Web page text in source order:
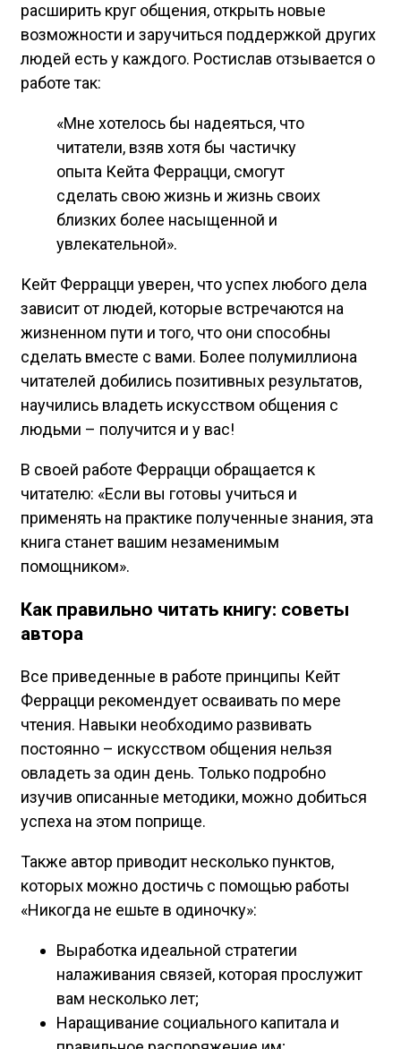
расширить круг общения, открыть новые
возможности и заручиться поддержкой других
людей есть у каждого. Ростислав отзывается о
работе так:
«Мне хотелось бы надеяться, что
читатели, взяв хотя бы частичку
опыта Кейта Феррацци, смогут
сделать свою жизнь и жизнь своих
близких более насыщенной и
увлекательной».
Кейт Феррацци уверен, что успех любого дела
зависит от людей, которые встречаются на
жизненном пути и того, что они способны
сделать вместе с вами. Более полумиллиона
читателей добились позитивных результатов,
научились владеть искусством общения с
людьми – получится и у вас!
В своей работе Феррацци обращается к
читателю: «Если вы готовы учиться и
применять на практике полученные знания, эта
книга станет вашим незаменимым
помощником».
Как правильно читать книгу: советы
автора
Все приведенные в работе принципы Кейт
Феррацци рекомендует осваивать по мере
чтения. Навыки необходимо развивать
постоянно – искусством общения нельзя
овладеть за один день. Только подробно
изучив описанные методики, можно добиться
успеха на этом поприще.
Также автор приводит несколько пунктов,
которых можно достичь с помощью работы
«Никогда не ешьте в одиночку»:
Выработка идеальной стратегии
налаживания связей, которая прослужит
вам несколько лет;
Наращивание социального капитала и